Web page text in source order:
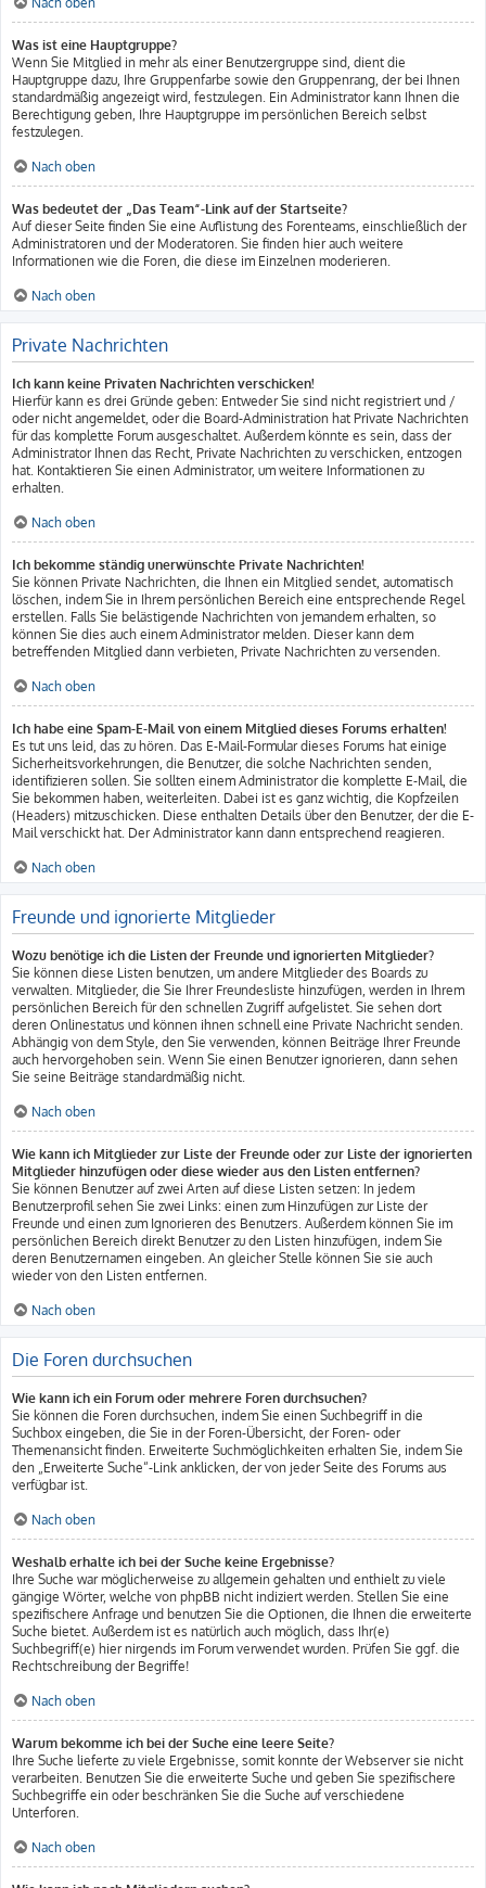
Was ist eine Hauptgruppe?
Wenn Sie Mitglied in mehr als einer Benutzergruppe sind, dient die
Hauptgruppe dazu, Ihre Gruppenfarbe sowie den Gruppenrang, der bei Ihnen
standardmäßig angezeigt wird, festzulegen. Ein Administrator kann Ihnen die
Berechtigung geben, Ihre Hauptgruppe im persönlichen Bereich selbst
festzulegen.
Nach oben
Was bedeutet der „Das Team“-Link auf der Startseite?
Auf dieser Seite finden Sie eine Auflistung des Forenteams, einschließlich der
Administratoren und der Moderatoren. Sie finden hier auch weitere
Informationen wie die Foren, die diese im Einzelnen moderieren.
Nach oben
Private Nachrichten
Ich kann keine Privaten Nachrichten verschicken!
Hierfür kann es drei Gründe geben: Entweder Sie sind nicht registriert und /
oder nicht angemeldet, oder die Board-Administration hat Private Nachrichten
für das komplette Forum ausgeschaltet. Außerdem könnte es sein, dass der
Administrator Ihnen das Recht, Private Nachrichten zu verschicken, entzogen
hat. Kontaktieren Sie einen Administrator, um weitere Informationen zu
erhalten.
Nach oben
Ich bekomme ständig unerwünschte Private Nachrichten!
Sie können Private Nachrichten, die Ihnen ein Mitglied sendet, automatisch
löschen, indem Sie in Ihrem persönlichen Bereich eine entsprechende Regel
erstellen. Falls Sie belästigende Nachrichten von jemandem erhalten, so
können Sie dies auch einem Administrator melden. Dieser kann dem
betreffenden Mitglied dann verbieten, Private Nachrichten zu versenden.
Nach oben
Ich habe eine Spam-E-Mail von einem Mitglied dieses Forums erhalten!
Es tut uns leid, das zu hören. Das E-Mail-Formular dieses Forums hat einige
Sicherheitsvorkehrungen, die Benutzer, die solche Nachrichten senden,
identifizieren sollen. Sie sollten einem Administrator die komplette E-Mail, die
Sie bekommen haben, weiterleiten. Dabei ist es ganz wichtig, die Kopfzeilen
(Headers) mitzuschicken. Diese enthalten Details über den Benutzer, der die E-
Mail verschickt hat. Der Administrator kann dann entsprechend reagieren.
Nach oben
Freunde und ignorierte Mitglieder
Wozu benötige ich die Listen der Freunde und ignorierten Mitglieder?
Sie können diese Listen benutzen, um andere Mitglieder des Boards zu
verwalten. Mitglieder, die Sie Ihrer Freundesliste hinzufügen, werden in Ihrem
persönlichen Bereich für den schnellen Zugriff aufgelistet. Sie sehen dort
deren Onlinestatus und können ihnen schnell eine Private Nachricht senden.
Abhängig von dem Style, den Sie verwenden, können Beiträge Ihrer Freunde
auch hervorgehoben sein. Wenn Sie einen Benutzer ignorieren, dann sehen
Sie seine Beiträge standardmäßig nicht.
Nach oben
Wie kann ich Mitglieder zur Liste der Freunde oder zur Liste der ignorierten
Mitglieder hinzufügen oder diese wieder aus den Listen entfernen?
Sie können Benutzer auf zwei Arten auf diese Listen setzen: In jedem
Benutzerprofil sehen Sie zwei Links: einen zum Hinzufügen zur Liste der
Freunde und einen zum Ignorieren des Benutzers. Außerdem können Sie im
persönlichen Bereich direkt Benutzer zu den Listen hinzufügen, indem Sie
deren Benutzernamen eingeben. An gleicher Stelle können Sie sie auch
wieder von den Listen entfernen.
Nach oben
Die Foren durchsuchen
Wie kann ich ein Forum oder mehrere Foren durchsuchen?
Sie können die Foren durchsuchen, indem Sie einen Suchbegriff in die
Suchbox eingeben, die Sie in der Foren-Übersicht, der Foren- oder
Themenansicht finden. Erweiterte Suchmöglichkeiten erhalten Sie, indem Sie
den „Erweiterte Suche“-Link anklicken, der von jeder Seite des Forums aus
verfügbar ist.
Nach oben
Weshalb erhalte ich bei der Suche keine Ergebnisse?
Ihre Suche war möglicherweise zu allgemein gehalten und enthielt zu viele
gängige Wörter, welche von phpBB nicht indiziert werden. Stellen Sie eine
spezifischere Anfrage und benutzen Sie die Optionen, die Ihnen die erweiterte
Suche bietet. Außerdem ist es natürlich auch möglich, dass Ihr(e)
Suchbegriff(e) hier nirgends im Forum verwendet wurden. Prüfen Sie ggf. die
Rechtschreibung der Begriffe!
Nach oben
Warum bekomme ich bei der Suche eine leere Seite?
Ihre Suche lieferte zu viele Ergebnisse, somit konnte der Webserver sie nicht
verarbeiten. Benutzen Sie die erweiterte Suche und geben Sie spezifischere
Suchbegriffe ein oder beschränken Sie die Suche auf verschiedene
Unterforen.
Nach oben